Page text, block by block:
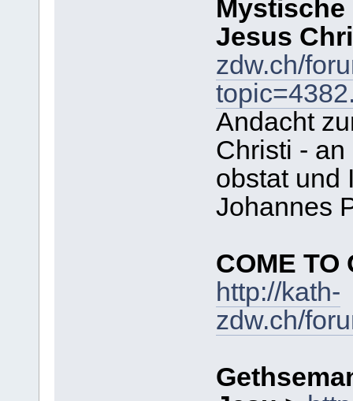
Mystische
Jesus
zdw.ch/
Andacht
Christi -
obstat und
Johannes
COME TO
http://kath-
zdw.ch/